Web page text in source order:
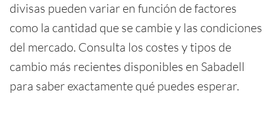
divisas pueden variar en función de factores
como la cantidad que se cambie y las condiciones
del mercado. Consulta los costes y tipos de
cambio más recientes disponibles en Sabadell
para saber exactamente qué puedes esperar.